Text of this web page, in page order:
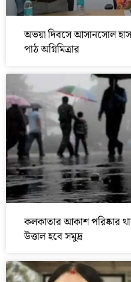
অভয়া দিবসে আসানসোল
পাঠ অগ্নিমিত্রার
কলকাতার আকাশ পরিষ্কার
উত্তাল হবে সমুদ্র